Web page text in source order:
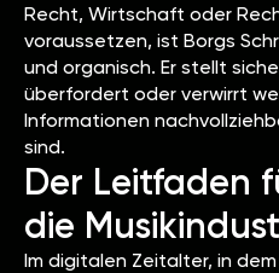
Recht, Wirtschaft oder
voraussetzen, ist Borgs
und organisch. Er stellt
überfordert oder verwirrt
Informationen
sind.
Der Leitfaden
die
Im digitalen Zeitalter, in